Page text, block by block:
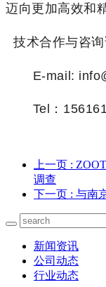
迈向更加高效和
技术合作与咨询
E-mail:
Tel ：
上一页 :
调查
下一页 : 与南
新闻资讯
公司动态
行业动态